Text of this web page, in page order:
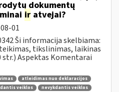
dokumentų
ir atvejai?
01
Ši informacija skelbiama:
tikslinimas, laikinas
str.) Aspektas Komentarai
atleidimas nuo deklaracijos
veiklos nevykdantis veiklos